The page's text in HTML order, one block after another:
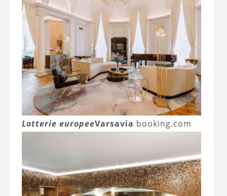
Lotterie europeeVarsavia booking.com